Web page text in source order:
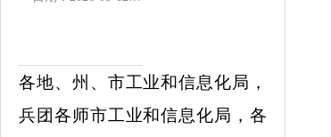
各地、州、市工业和信息化局，
兵团各师市工业和信息化局，各